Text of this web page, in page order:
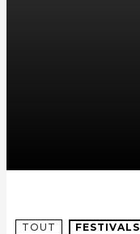
TOUT FESTIVALS